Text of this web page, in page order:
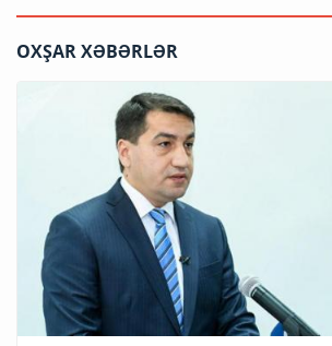
OXŞAR XƏBƏRLƏR